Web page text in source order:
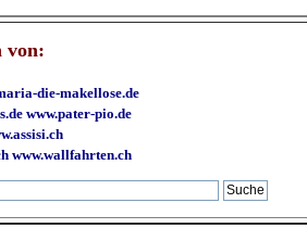
von:
die-makellose.de
www.pater-pio.de
www.wallfahrten.ch